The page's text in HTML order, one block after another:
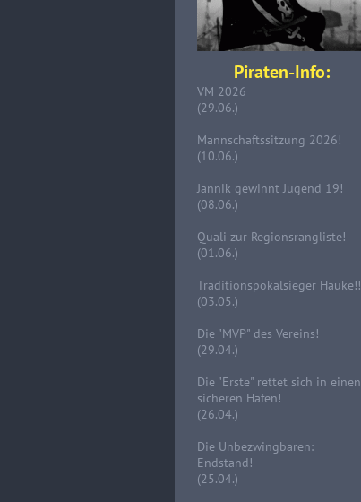
Piraten-Info:
VM 2026
(29.06.)
Mannschaftssitzung 2026!
(10.06.)
Jannik gewinnt Jugend 19!
(08.06.)
Quali zur Regionsrangliste!
(01.06.)
Traditionspokalsieger Hauke!!
(03.05.)
Die "MVP" des Vereins!
(29.04.)
Die "Erste" rettet sich in einen
sicheren Hafen!
(26.04.)
Die Unbezwingbaren:
Endstand!
(25.04.)